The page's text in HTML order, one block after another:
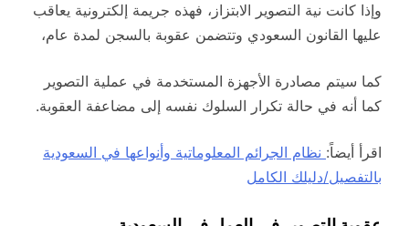
وإذا كانت نية التصوير الابتزاز، فهذه جريمة إلكترونية يعاقب
عليها القانون السعودي وتتضمن عقوبة بالسجن لمدة عام،
كما سيتم مصادرة الأجهزة المستخدمة في عملية التصوير
كما أنه في حالة تكرار السلوك نفسه إلى مضاعفة العقوبة.
اقرأ أيضاً: نظام الجرائم المعلوماتية وأنواعها في السعودية
بالتفصيل/دليلك الكامل